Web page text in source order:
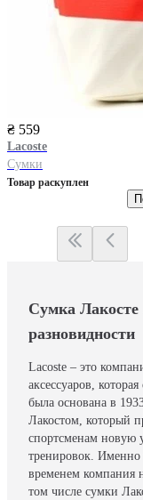
₴ 559
Lacoste
Сумки
Товар раскуплен
Сумка
разновидности
Lacoste – это
аксессуаров,
была основана в
Лакостом, который
спортсменам новую
тренировок. Именно
временем компания
том числе сумки